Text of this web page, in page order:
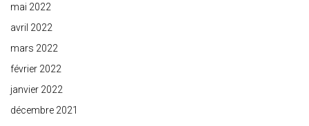
mai 2022
avril 2022
mars 2022
février 2022
janvier 2022
décembre 2021